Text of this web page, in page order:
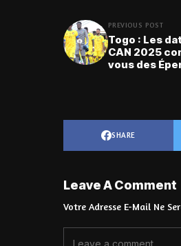
PREVIOUS POST
Togo : Les
CAN 2025
vous des
SHARE
Leave A Comment
Votre Adresse E-Mail Ne